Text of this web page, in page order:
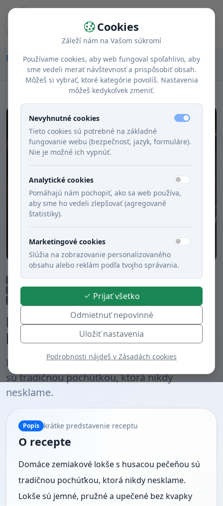
Domov Recepty Chody
Hlavné jedlá
Domáce lokše plnené husacou pečeňou na masti
Hlavné jedlá Obed Slané chuťovky Večera
Zemiaky
Husacie mäso
Domáce lokše plnené
husacou pečeňou na masti
Domáce zemiakové lokše s husacou pečeňou
sú tradičnou pochúťkou, ktorá nikdy
nesklame.
Popis krátke predstavenie receptu
O recepte
Domáce zemiakové lokše s husacou pečeňou sú
tradičnou pochúťkou, ktorá nikdy nesklame.
Lokše sú jemné, pružné a upečené bez kvapky
Cookies
Záleží nám na Vašom súkromí
Používame cookies, aby web fungoval spoľahlivo, aby
sme vedeli merať návštevnosť a prispôsobiť obsah.
Môžeš si vybrať, ktoré kategórie povolíš. Nastavenia
môžeš kedykoľvek zmeniť.
Nevyhnutné cookies
Tieto cookies sú potrebné na základné
fungovanie webu (bezpečnosť, jazyk, formuláre).
Nie je možné ich vypnúť.
Analytické cookies
Pomáhajú nám pochopiť, ako sa web používa,
aby sme ho vedeli zlepšovať (agregované
štatistiky).
Marketingové cookies
Slúžia na zobrazovanie personalizovaného
obsahu alebo reklám podľa tvojho správania.
Prijať všetko
Odmietnuť nepovinné
Uložiť nastavenia
Podrobnosti nájdeš v Zásadách cookies